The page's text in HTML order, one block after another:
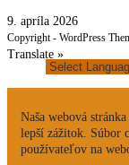
9. apríla 2026
Copyright - WordPress
Translate »
Naša webová
lepší zážitok. Súbor
používateľov na